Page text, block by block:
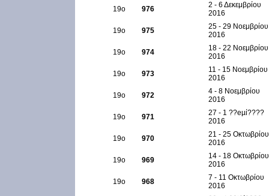
19ο 976
2 - 6 Δεκεμβρίου
2016
19ο 975
25 - 29 Νοεμβρίου
2016
19ο 974
18 - 22 Νοεμβρίου
2016
19ο 973
11 - 15 Νοεμβρίου
2016
19ο 972
4 - 8 Νοεμβρίου
2016
19ο 971
27 - 1 ??eµί????
2016
19ο 970
21 - 25 Οκτωβρίου
2016
19ο 969
14 - 18 Οκτωβρίου
2016
19ο 968
7 - 11 Οκτωβρίου
2016